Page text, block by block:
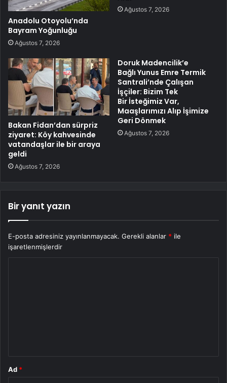
Anadolu Otoyolu’nda
Bayram Yoğunluğu
Ağustos 7, 2026
Ağustos 7, 2026
Bakan Fidan’dan sürpriz
ziyaret: Köy kahvesinde
vatandaşlar ile bir araya
geldi
Ağustos 7, 2026
Doruk Madencilik’e
Bağlı Yunus Emre Termik
Santrali’nde Çalışan
İşçiler: Bizim Tek
Bir İsteğimiz Var,
Maaşlarımızı Alıp İşimize
Geri Dönmek
Ağustos 7, 2026
Bir yanıt yazın
E-posta adresiniz yayınlanmayacak. Gerekli alanlar * ile
işaretlenmişlerdir
Ad *